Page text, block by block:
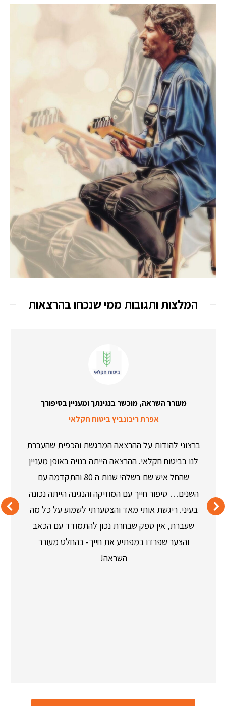
המלצות ותגובות ממי שנכחו בהרצאות
מעורר השראה, מוכשר בנגינתך ומעניין בסיפורך
אפרת ריבונביץ ביטוח חקלאי
ברצוני להודות על ההרצאה המרגשת והכפית שהעברת
לנו בביטוח חקלאי. ההרצאה הייתה בנויה באופן מעניין
שהחל איש שם בשלהי שנות ה 80 והתקדמה עם
השנים… סיפור חייך עם המוזיקה והנגינה הייתה נכונה
בעיני. ריגשת אותי מאד והצטערתי לשמוע על כל מה
שעברת, אין ספק שבחרת נכון להתמודד עם הכאב
והצער שפרדו במפתיע את חייך- בהחלט מעורר
השראה!